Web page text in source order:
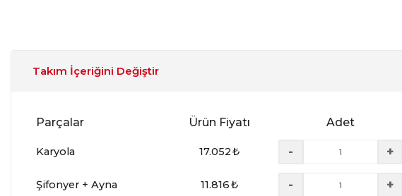
Takım İçeriğini Değiştir
Parçalar Ürün Fiyatı Adet
Karyola 17.052₺ - +
Şifonyer + Ayna 11.816₺ - +